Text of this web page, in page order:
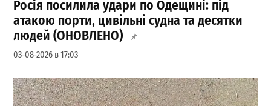
Росія посилила удари по Одещині: під
атакою порти, цивільні судна та десятки
людей (ОНОВЛЕНО)
03-08-2026 в 17:03